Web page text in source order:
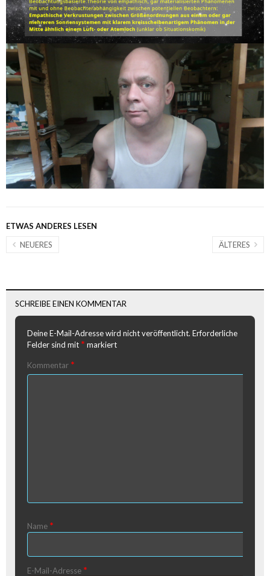
ETWAS ANDERES LESEN
ÄLTERES
NEUERES
SCHREIBE EINEN KOMMENTAR
Deine E-Mail-Adresse wird nicht veröffentlicht. Erforderliche
Felder sind mit * markiert
Kommentar *
Name *
E-Mail-Adresse *